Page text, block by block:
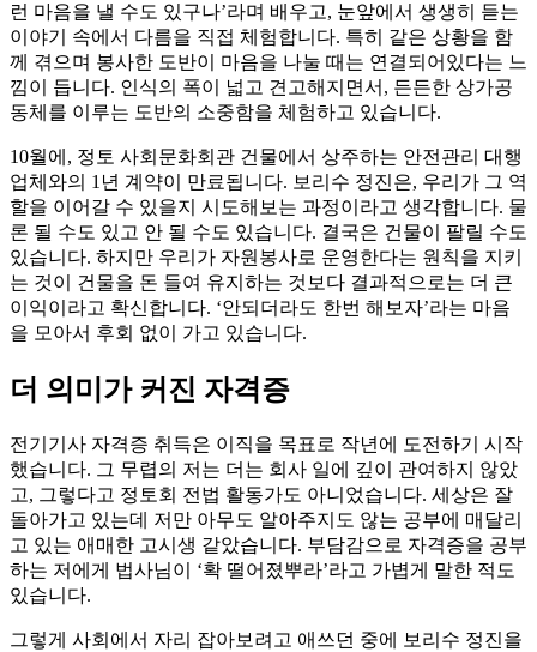
런 마음을 낼 수도 있구나’라며 배우고, 눈앞에서 생생히 듣는
이야기 속에서 다름을 직접 체험합니다. 특히 같은 상황을 함
께 겪으며 봉사한 도반이 마음을 나눌 때는 연결되어있다는 느
낌이 듭니다. 인식의 폭이 넓고 견고해지면서, 든든한 상가공
동체를 이루는 도반의 소중함을 체험하고 있습니다.
10월에, 정토 사회문화회관 건물에서 상주하는 안전관리 대행
업체와의 1년 계약이 만료됩니다. 보리수 정진은, 우리가 그 역
할을 이어갈 수 있을지 시도해보는 과정이라고 생각합니다. 물
론 될 수도 있고 안 될 수도 있습니다. 결국은 건물이 팔릴 수도
있습니다. 하지만 우리가 자원봉사로 운영한다는 원칙을 지키
는 것이 건물을 돈 들여 유지하는 것보다 결과적으로는 더 큰
이익이라고 확신합니다. ‘안되더라도 한번 해보자’라는 마음
을 모아서 후회 없이 가고 있습니다.
더 의미가 커진 자격증
전기기사 자격증 취득은 이직을 목표로 작년에 도전하기 시작
했습니다. 그 무렵의 저는 더는 회사 일에 깊이 관여하지 않았
고, 그렇다고 정토회 전법 활동가도 아니었습니다. 세상은 잘
돌아가고 있는데 저만 아무도 알아주지도 않는 공부에 매달리
고 있는 애매한 고시생 같았습니다. 부담감으로 자격증을 공부
하는 저에게 법사님이 ‘확 떨어졌뿌라’라고 가볍게 말한 적도
있습니다.
그렇게 사회에서 자리 잡아보려고 애쓰던 중에 보리수 정진을